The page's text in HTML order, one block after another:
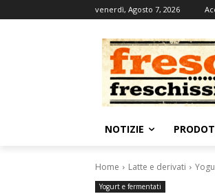
venerdì, Agosto 7, 2026
NOTIZIE
Home Latte e derivati
Yogurt e fermentati